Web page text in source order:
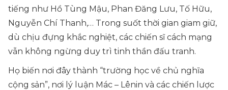
tiếng như Hồ Tùng Mậu, Phan Đăng Lưu, Tố Hữu,
Nguyễn Chí Thanh,… Trong suốt thời gian giam giữ,
dù chịu đựng khắc nghiệt, các chiến sĩ cách mạng
vẫn không ngừng duy trì tinh thần đấu tranh.
Họ biến nơi đây thành “trường học về chủ nghĩa
cộng sản”, nơi lý luận Mác – Lênin và các chiến lược